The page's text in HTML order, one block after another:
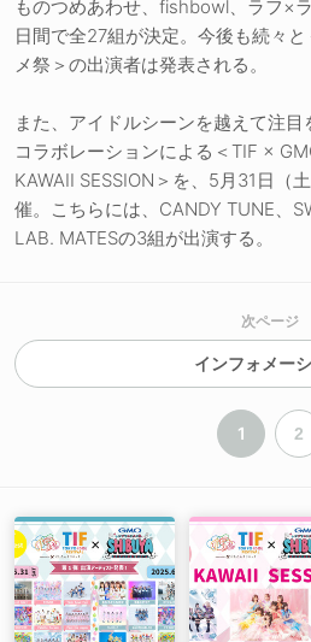
ものつめあわせ、fishbowl、ラフ×
日間で全27組が決定。今後も続々
メ祭＞の出演者は発表される。
また、アイドルシーンを越えて注
コラボレーションによる＜TIF ×
KAWAII SESSION＞を、5月31日（
催。こちらには、CANDY TUNE、
LAB. MATESの3組が出演する。
次ページ
インフォメー
1 2